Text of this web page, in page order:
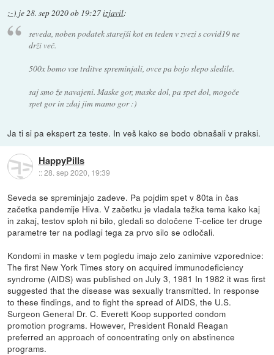
;-) je28. sep 2020 ob 19:27izjavil:
seveda, noben podatek starejši kot en teden v zvezi s covid19 ne
drži več.
500x bomo vse trditve spreminjali, ovce pa bojo slepo sledile.
saj smo že navajeni. Maske gor, maske dol, pa spet dol, mogoče
spet gor in zdaj jim mamo gor :)
Ja ti si pa ekspert za teste. In veš kako se bodo obnašali v praksi.
HappyPills
::28. sep 2020, 19:39
Seveda se spreminjajo zadeve. Pa pojdim spet v 80ta in čas
začetka pandemije Hiva. V začetku je vladala težka tema kako kaj
in zakaj, testov sploh ni bilo, gledali so določene T-celice ter druge
parametre ter na podlagi tega za prvo silo se odločali.
Kondomi in maske v tem pogledu imajo zelo zanimive vzporednice:
The first New York Times story on acquired immunodeficiency
syndrome (AIDS) was published on July 3, 1981 In 1982 it was first
suggested that the disease was sexually transmitted. In response
to these findings, and to fight the spread of AIDS, the U.S.
Surgeon General Dr. C. Everett Koop supported condom
promotion programs. However, President Ronald Reagan
preferred an approach of concentrating only on abstinence
programs.